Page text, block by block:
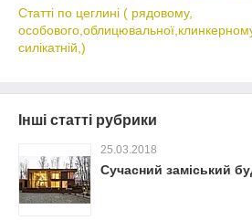
Статті по цеглині ( рядовому,
силікатній,)
Інші статті рубрики
25.03.2018
Сучасний заміський